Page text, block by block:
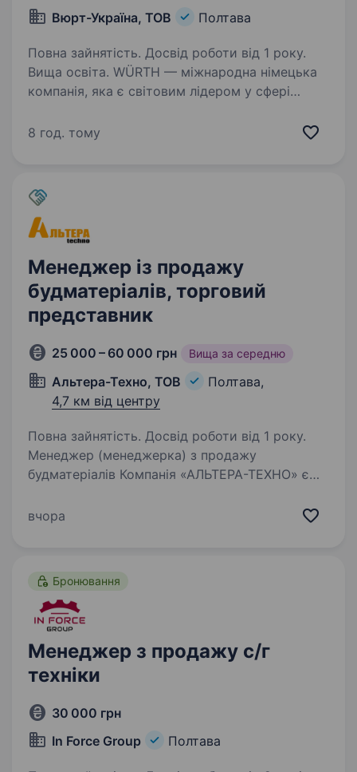
Вюрт-Україна, ТОВ Полтава
Повна зайнятість. Досвід роботи від 1 року.
Вища освіта. WÜRTH — міжнародна німецька
компанія, яка є світовим лідером у сфері
ключових гравців у сегментах будівництва,
8 год. тому
Менеджер із продажу
будматеріалів, торговий
представник
25 000 – 60 000 грн Вища за середню
Альтера-Техно, ТОВ
Полтава,
4,7 км від центру
Повна зайнятість. Досвід роботи від 1 року.
Менеджер (менеджерка) з продажу
будматеріалів Компанія «АЛЬТЕРА-ТЕХНО» є
представником) ряду торгових марок
вчора
Бронювання
Менеджер з продажу с/г
техніки
30 000 грн
In Force Group
Полтава